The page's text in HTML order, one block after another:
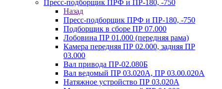
Пресс-подборщик ПРФ и ПР-180, -750
Назад
Пресс-подборщик ПРФ и ПР-180, -750
Подборщик в сборе ПР 07.000
Лобовина ПР 01.000 (передняя рама)
Камера передняя ПР 02.000, задняя ПР
03.000
Вал привода ПР-02.080Б
Вал ведомый ПР 03.020А, ПР 03.00.020А
Натяжное устройство ПР 03.020A